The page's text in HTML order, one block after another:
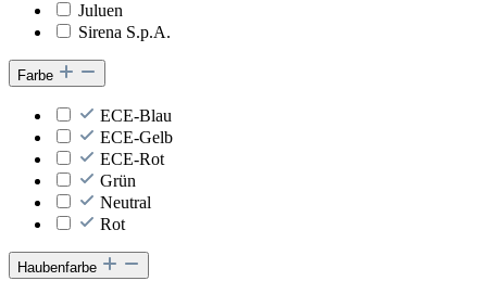
Juluen
Sirena S.p.A.
Farbe
ECE-Blau
ECE-Gelb
ECE-Rot
Grün
Neutral
Rot
Haubenfarbe